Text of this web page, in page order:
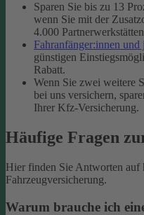
Sparen Sie bis zu 13
wenn Sie mit der
4.000
Fahranfänger:innen und
günstigen
Rabatt.
Wenn Sie zwei weitere
bei uns versichern,
Ihrer Kfz-Versicherung.
Häufige Fragen
Hier finden Sie Antworten auf
Fahrzeugversicherung.
Warum brauche ich